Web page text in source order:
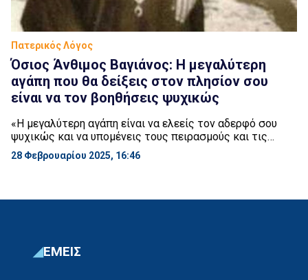
Πατερικός Λόγος
Όσιος Άνθιμος Βαγιάνος: Η μεγαλύτερη
αγάπη που θα δείξεις στον πλησίον σου
είναι να τον βοηθήσεις ψυχικώς
«Η μεγαλύτερη αγάπη είναι να ελεείς τον αδερφό σου
ψυχικώς και να υπομένεις τους πειρασμούς και τις
ιδιοτροπίες του. Η μεγαλύτερη αγάπη που θα δείξεις
στον πλησίον σου, είναι να τον βοηθήσεις ψυχικώς. Εάν
Φρόντισε να μην […]
28 Φεβρουαρίου 2025, 16:46
ΕΜΕΙΣ